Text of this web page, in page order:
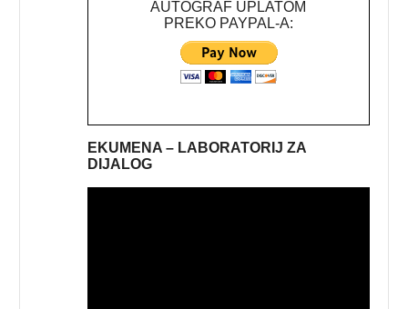
AUTOGRAF UPLATOM
PREKO PAYPAL-A:
EKUMENA – LABORATORIJ ZA
DIJALOG